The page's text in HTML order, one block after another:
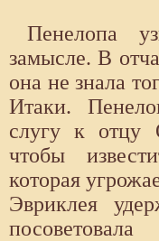
Пенелопа
замысле. В
она не знала
Итаки.
слугу к отцу
чтобы
которая
Эвриклея